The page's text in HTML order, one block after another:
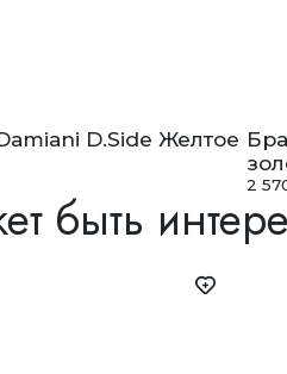
D.Side Желтое
2
быть